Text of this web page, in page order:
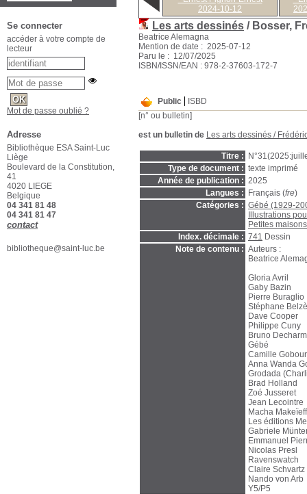
2024-10-12
Les arts dessinés / Bosser,
Beatrice Alemagna
Mention de date : 2025-07-12
Paru le : 12/07/2025
ISBN/ISSN/EAN : 978-2-37603-172-7
Public
ISBD
[n° ou bulletin]
est un bulletin de Les arts dessinés /
Titre :
Type de document : texte imprimé
Année de publication : 2025
Langues :
Français (fre)
Catégories : Gébé (1929-
Illustrations
Petites
Index. décimale : 741 Dessin
Note de contenu : Auteurs :
Beatrice
Gloria Avril
Gaby Bazin
Pierre Buraglio
Stéphane
Dave Cooper
Philippe Cuny
Bruno
Gébé
Camille
Anna Wanda
Grodada
Brad Holland
Zoé Jusseret
Jean Lecointre
Macha Makeïeff
Les éditions
Gabriele
Emmanuel
Nicolas Presl
Ravenswatch
Claire Schvartz
Nando von Arb
Y5/P5
Se connecter
accéder à votre compte de
lecteur
Mot de passe oublié ?
Adresse
Bibliothèque ESA Saint-Luc
Liège
Boulevard de la Constitution,
41
4020 LIEGE
Belgique
04 341 81 48
04 341 81 47
contact
bibliotheque@saint-luc.be